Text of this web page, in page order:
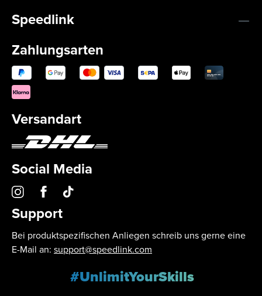
Speedlink
Zahlungsarten
Versandart
Social Media
Support
Bei produktspezifischen Anliegen schreib uns gerne eine
E-Mail an: support@speedlink.com
#UnlimitYourSkills